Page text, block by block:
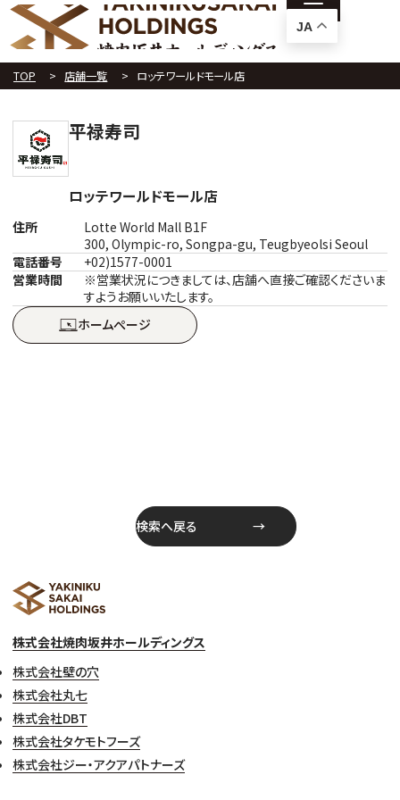
TOP 店舗一覧 ロッテワールドモール店
平禄寿司
ロッテワールドモール店
住所
Lotte World Mall B1F
300, Olympic-ro, Songpa-gu, Teugbyeolsi Seoul
電話番号
+02)1577-0001
営業時間
※営業状況につきましては、店舗へ直接ご確認くださいま
すようお願いいたします。
ホームぺージ
検索へ戻る
株式会社焼肉坂井ホールディングス
株式会社壁の穴
株式会社丸七
株式会社DBT
株式会社タケモトフーズ
株式会社ジー・アクアパトナーズ
JA